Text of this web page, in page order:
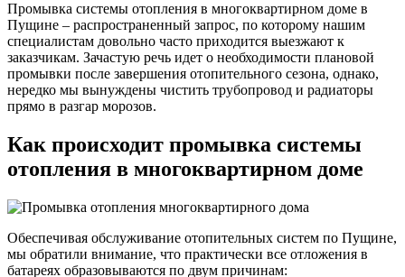
Промывка системы отопления в многоквартирном доме в
Пущине – распространенный запрос, по которому нашим
специалистам довольно часто приходится выезжают к
заказчикам. Зачастую речь идет о необходимости плановой
промывки после завершения отопительного сезона, однако,
нередко мы вынуждены чистить трубопровод и радиаторы
прямо в разгар морозов.
Как происходит промывка системы
отопления в многоквартирном доме
Обеспечивая обслуживание отопительных систем по Пущине,
мы обратили внимание, что практически все отложения в
батареях образовываются по двум причинам: